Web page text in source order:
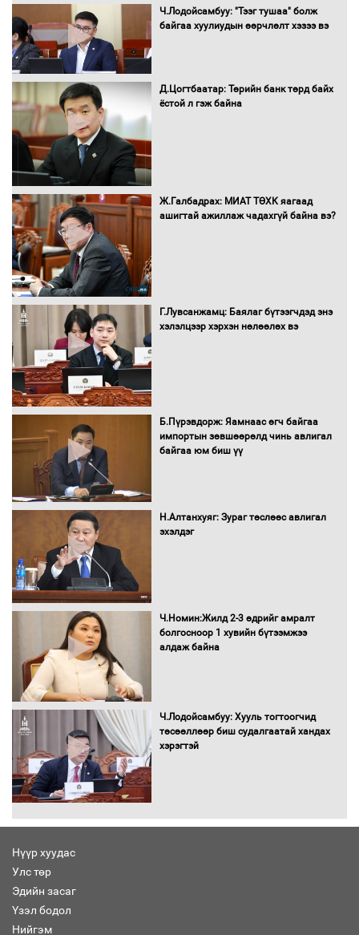
Автобензин, дизель түлшний онцгой
Нөөцийн махны худалдаа,
Монгол Улс “COP17”-д “Тал хээрийн
төлөвлөгөө”-гөө танилцуулна
худалдан авах журмыг баталлаа
шилжиж, найр наадам, зөвлөгөөн,
гадаад томилолтыг хориглолоо
Ч.Лодойсамбуу: "Тээг тушаа" болж
байгаа хуулиудын өөрчлөлт хэзээ вэ
Д.Цогтбаатар: Төрийн банк төрд байх
ёстой л гэж байна
Ж.Галбадрах: МИАТ ТӨХК яагаад
ашигтай ажиллаж чадахгүй байна вэ?
Г.Лувсанжамц: Баялаг бүтээгчдэд энэ
хэлэлцээр хэрхэн нөлөөлөх вэ
Б.Пүрэвдорж: Яамнаас өгч байгаа
импортын зөвшөөрөлд чинь авлигал
байгаа юм биш үү
Н.Алтанхуяг: Зураг төслөөс авлигал
эхэлдэг
Ч.Номин:Жилд 2-3 өдрийг амралт
болгосноор 1 хувийн бүтээмжээ
алдаж байна
Ч.Лодойсамбуу: Хууль тогтоогчид
төсөөллөөр биш судалгаатай хандах
хэрэгтэй
Нүүр хуудас
Улс төр
Эдийн засаг
Үзэл бодол
Нийгэм